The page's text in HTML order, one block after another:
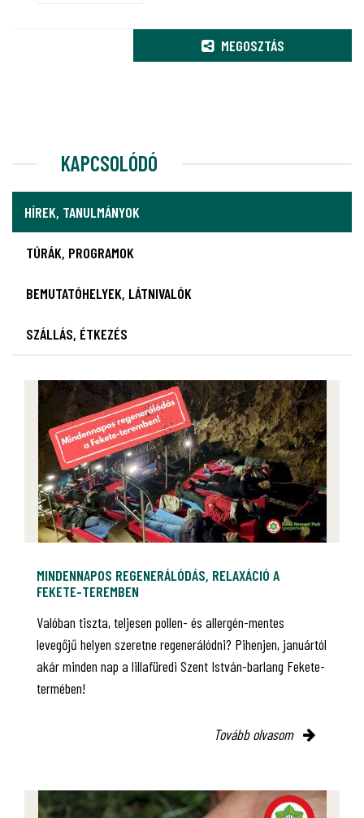
MEGOSZTÁS
KAPCSOLÓDÓ
HÍREK, TANULMÁNYOK
TÚRÁK, PROGRAMOK
BEMUTATÓHELYEK, LÁTNIVALÓK
SZÁLLÁS, ÉTKEZÉS
MINDENNAPOS REGENERÁLÓDÁS, RELAXÁCIÓ A
FEKETE-TEREMBEN
Valóban tiszta, teljesen pollen- és allergén-mentes
levegőjű helyen szeretne regenerálódni? Pihenjen, januártól
akár minden nap a lillafüredi Szent István-barlang Fekete-
termében!
Tovább olvasom